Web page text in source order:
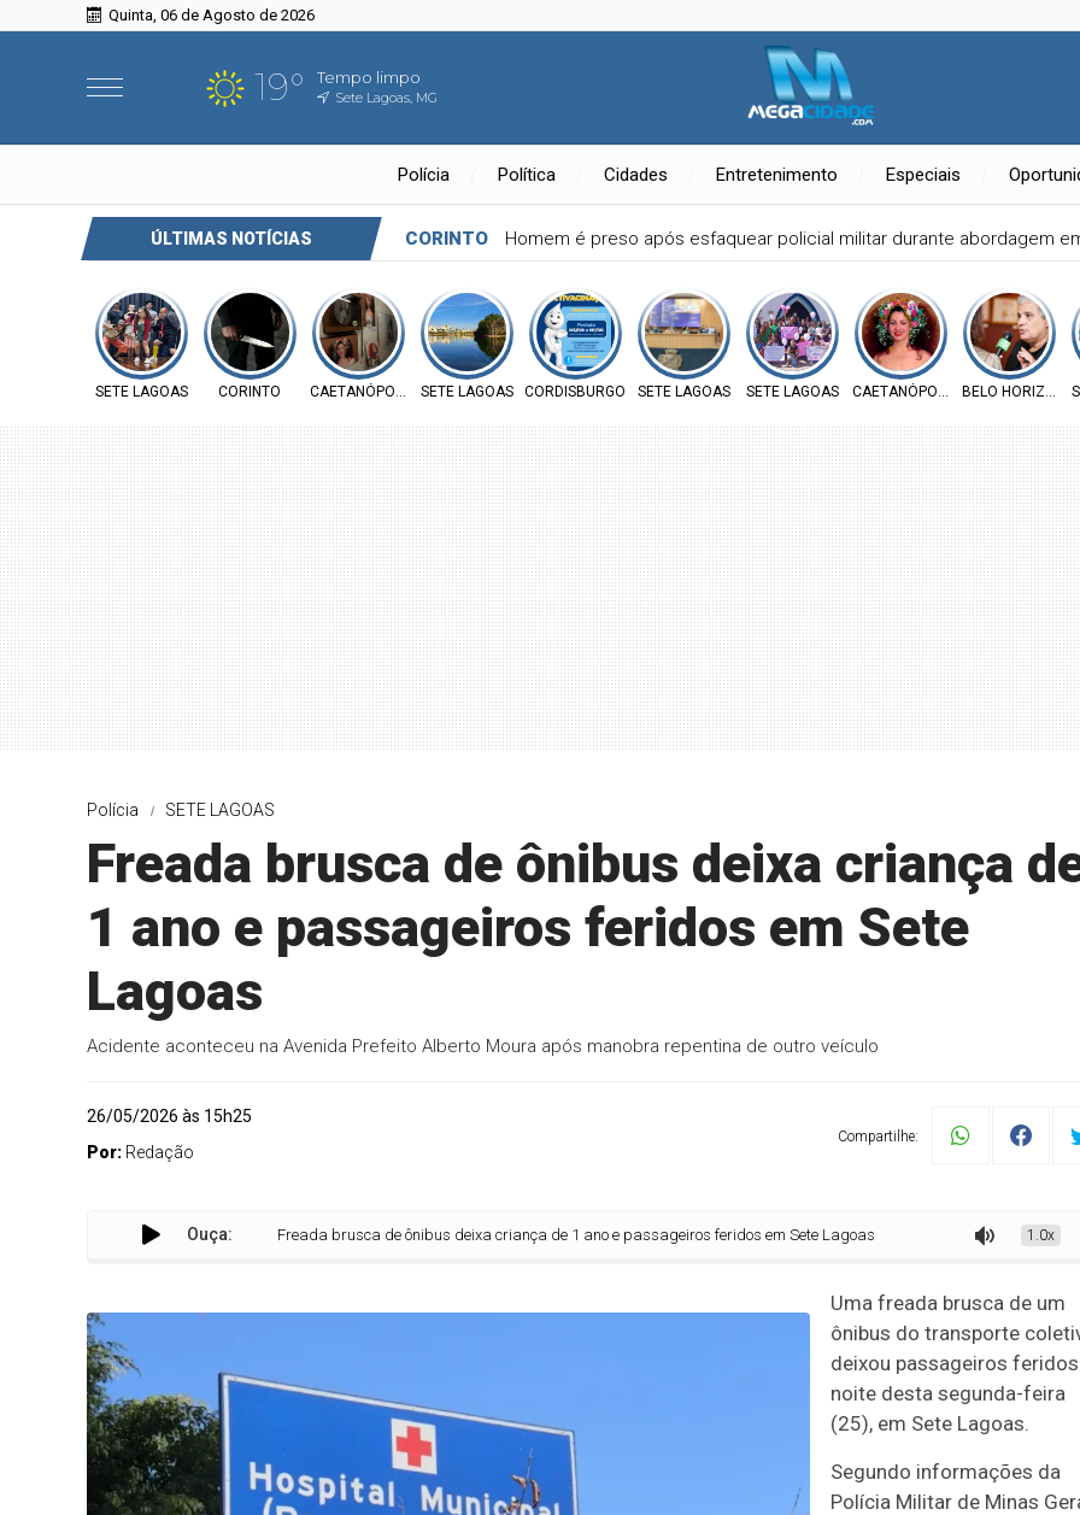
Quinta, 06 de Agosto de 2026
19° Tempo limpo
Sete Lagoas, MG
Polícia Política Cidades Entretenimento Especiais
ÚLTIMAS NOTÍCIASCAETANÓPOLIS Festival Cultural Clara Nunes começa nesta sexta-feira com 10 dias de atrações
SETE LAGOAS CORINTO CAETANÓPOLIS SETE LAGOAS CORDISBURGO SETE LAGOAS SETE LAGOAS CAETANÓPOLIS BELO HORIZONTE
Polícia SETE LAGOAS
Freada brusca de ônibus deixa criança
1 ano e passageiros feridos em Sete
Lagoas
Acidente aconteceu na Avenida Prefeito Alberto Moura após manobra repentina de outro veículo
26/05/2026 às 15h25
Por: Redação
Compartilhe:
Ouça:
Freada brusca de ônibus deixa criança de 1 ano e passageiros feridos em Sete Lagoas 1.0x
Uma freada brusca de um
ônibus do transporte
deixou passageiros
noite desta segunda-feira
(25), em Sete Lagoas.
Segundo informações da
Polícia Militar de Minas